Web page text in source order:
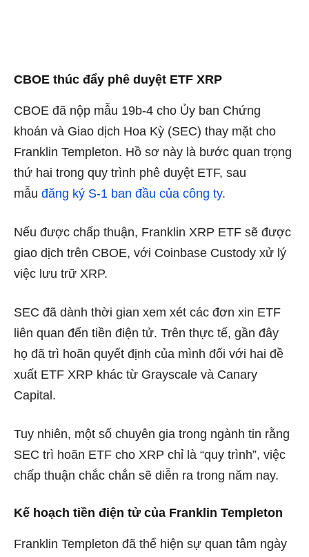
CBOE thúc đẩy phê duyệt ETF XRP
CBOE đã nộp mẫu 19b-4 cho Ủy ban Chứng
khoán và Giao dịch Hoa Kỳ (SEC) thay mặt cho
Franklin Templeton. Hồ sơ này là bước quan trọng
thứ hai trong quy trình phê duyệt ETF, sau
mẫu đăng ký S-1 ban đầu của công ty.
Nếu được chấp thuận, Franklin XRP ETF sẽ được
giao dịch trên CBOE, với Coinbase Custody xử lý
việc lưu trữ XRP.
SEC đã dành thời gian xem xét các đơn xin ETF
liên quan đến tiền điện tử. Trên thực tế, gần đây
họ đã trì hoãn quyết định của mình đối với hai đề
xuất ETF XRP khác từ Grayscale và Canary
Capital.
Tuy nhiên, một số chuyên gia trong ngành tin rằng
SEC trì hoãn ETF cho XRP chỉ là “quy trình”, việc
chấp thuận chắc chắn sẽ diễn ra trong năm nay.
Kế hoạch tiền điện tử của Franklin Templeton
Franklin Templeton đã thể hiện sự quan tâm ngày